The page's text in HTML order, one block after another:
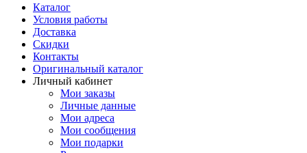
Каталог
Условия работы
Доставка
Скидки
Контакты
Оригинальный каталог
Личный кабинет
Мои заказы
Личные данные
Мои адреса
Мои сообщения
Мои подарки